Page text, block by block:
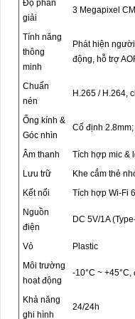
Độ phân
giải
3 Megapixel
Tính năng
thông
minh
Phát hiện
động, hỗ trợ
Chuẩn
nén
H.265 / H.264,
Ống kính &
Góc nhìn
Cố định 2.8mm;
Âm thanh
Tích hợp mic &
Lưu trữ
Khe cắm thẻ
Kết nối
Tích hợp Wi-Fi
Nguồn
điện
DC 5V/1A
Vỏ
Plastic
Môi trường
hoạt động
-10°C ~
Khả năng
ghi hình
24/24h